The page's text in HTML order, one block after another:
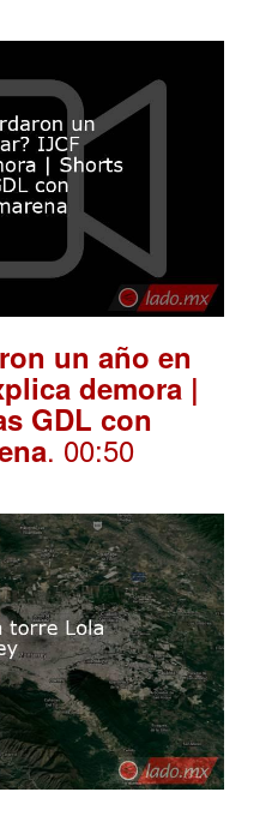
un año en
demora |
GDL con
. 00:50